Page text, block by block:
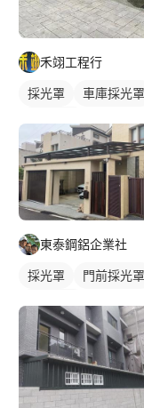
禾翊工程行
採光罩
車庫採光罩
東泰鋼鋁企業社
採光罩
門前採光罩